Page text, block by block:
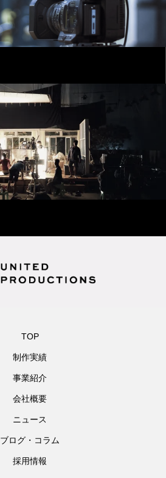
TOP
制作実績
事業紹介
会社概要
ニュース
ブログ・コラム
採用情報